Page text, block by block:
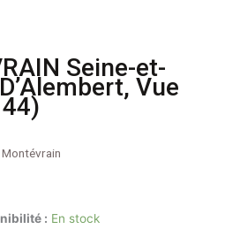
Seine-et-
Vue
Montévrain
: En stock